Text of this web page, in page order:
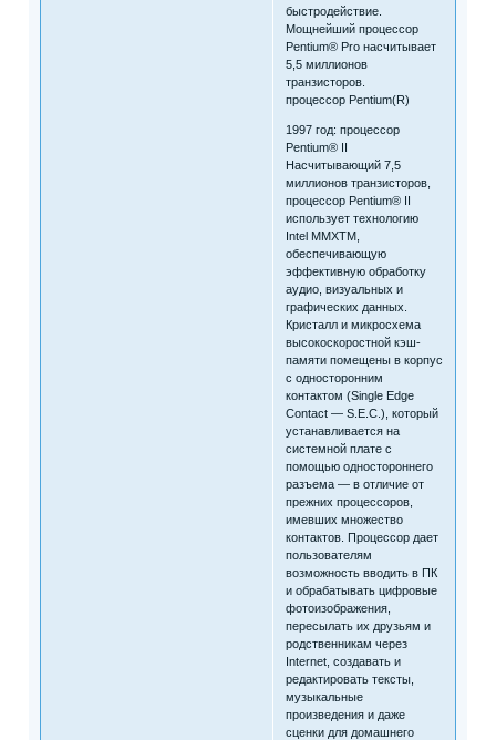
быстродействие.
Мощнейший процессор
Pentium® Pro насчитывает
5,5 миллионов
транзисторов.
процессор Pentium(R)
1997 год: процессор
Pentium® II
Насчитывающий 7,5
миллионов транзисторов,
процессор Pentium® II
использует технологию
Intel MMXTM,
обеспечивающую
эффективную обработку
аудио, визуальных и
графических данных.
Кристалл и микросхема
высокоскоростной кэш-
памяти помещены в корпус
с односторонним
контактом (Single Edge
Contact — S.E.C.), который
устанавливается на
системной плате с
помощью одностороннего
разъема — в отличие от
прежних процессоров,
имевших множество
контактов. Процессор дает
пользователям
возможность вводить в ПК
и обрабатывать цифровые
фотоизображения,
пересылать их друзьям и
родственникам через
Internet, создавать и
редактировать тексты,
музыкальные
произведения и даже
сценки для домашнего